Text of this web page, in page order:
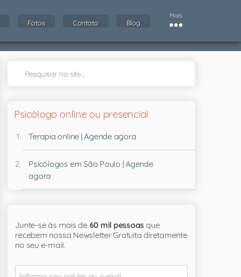
Fotos Contato Blog
Mais
Psicólogo online ou presencial
Terapia online | Agende agora
Psicólogos em São Paulo | Agende
agora
Junte-se às mais de 60 mil pessoas que
recebem nossa Newsletter Gratuita diretamente
no seu e-mail.